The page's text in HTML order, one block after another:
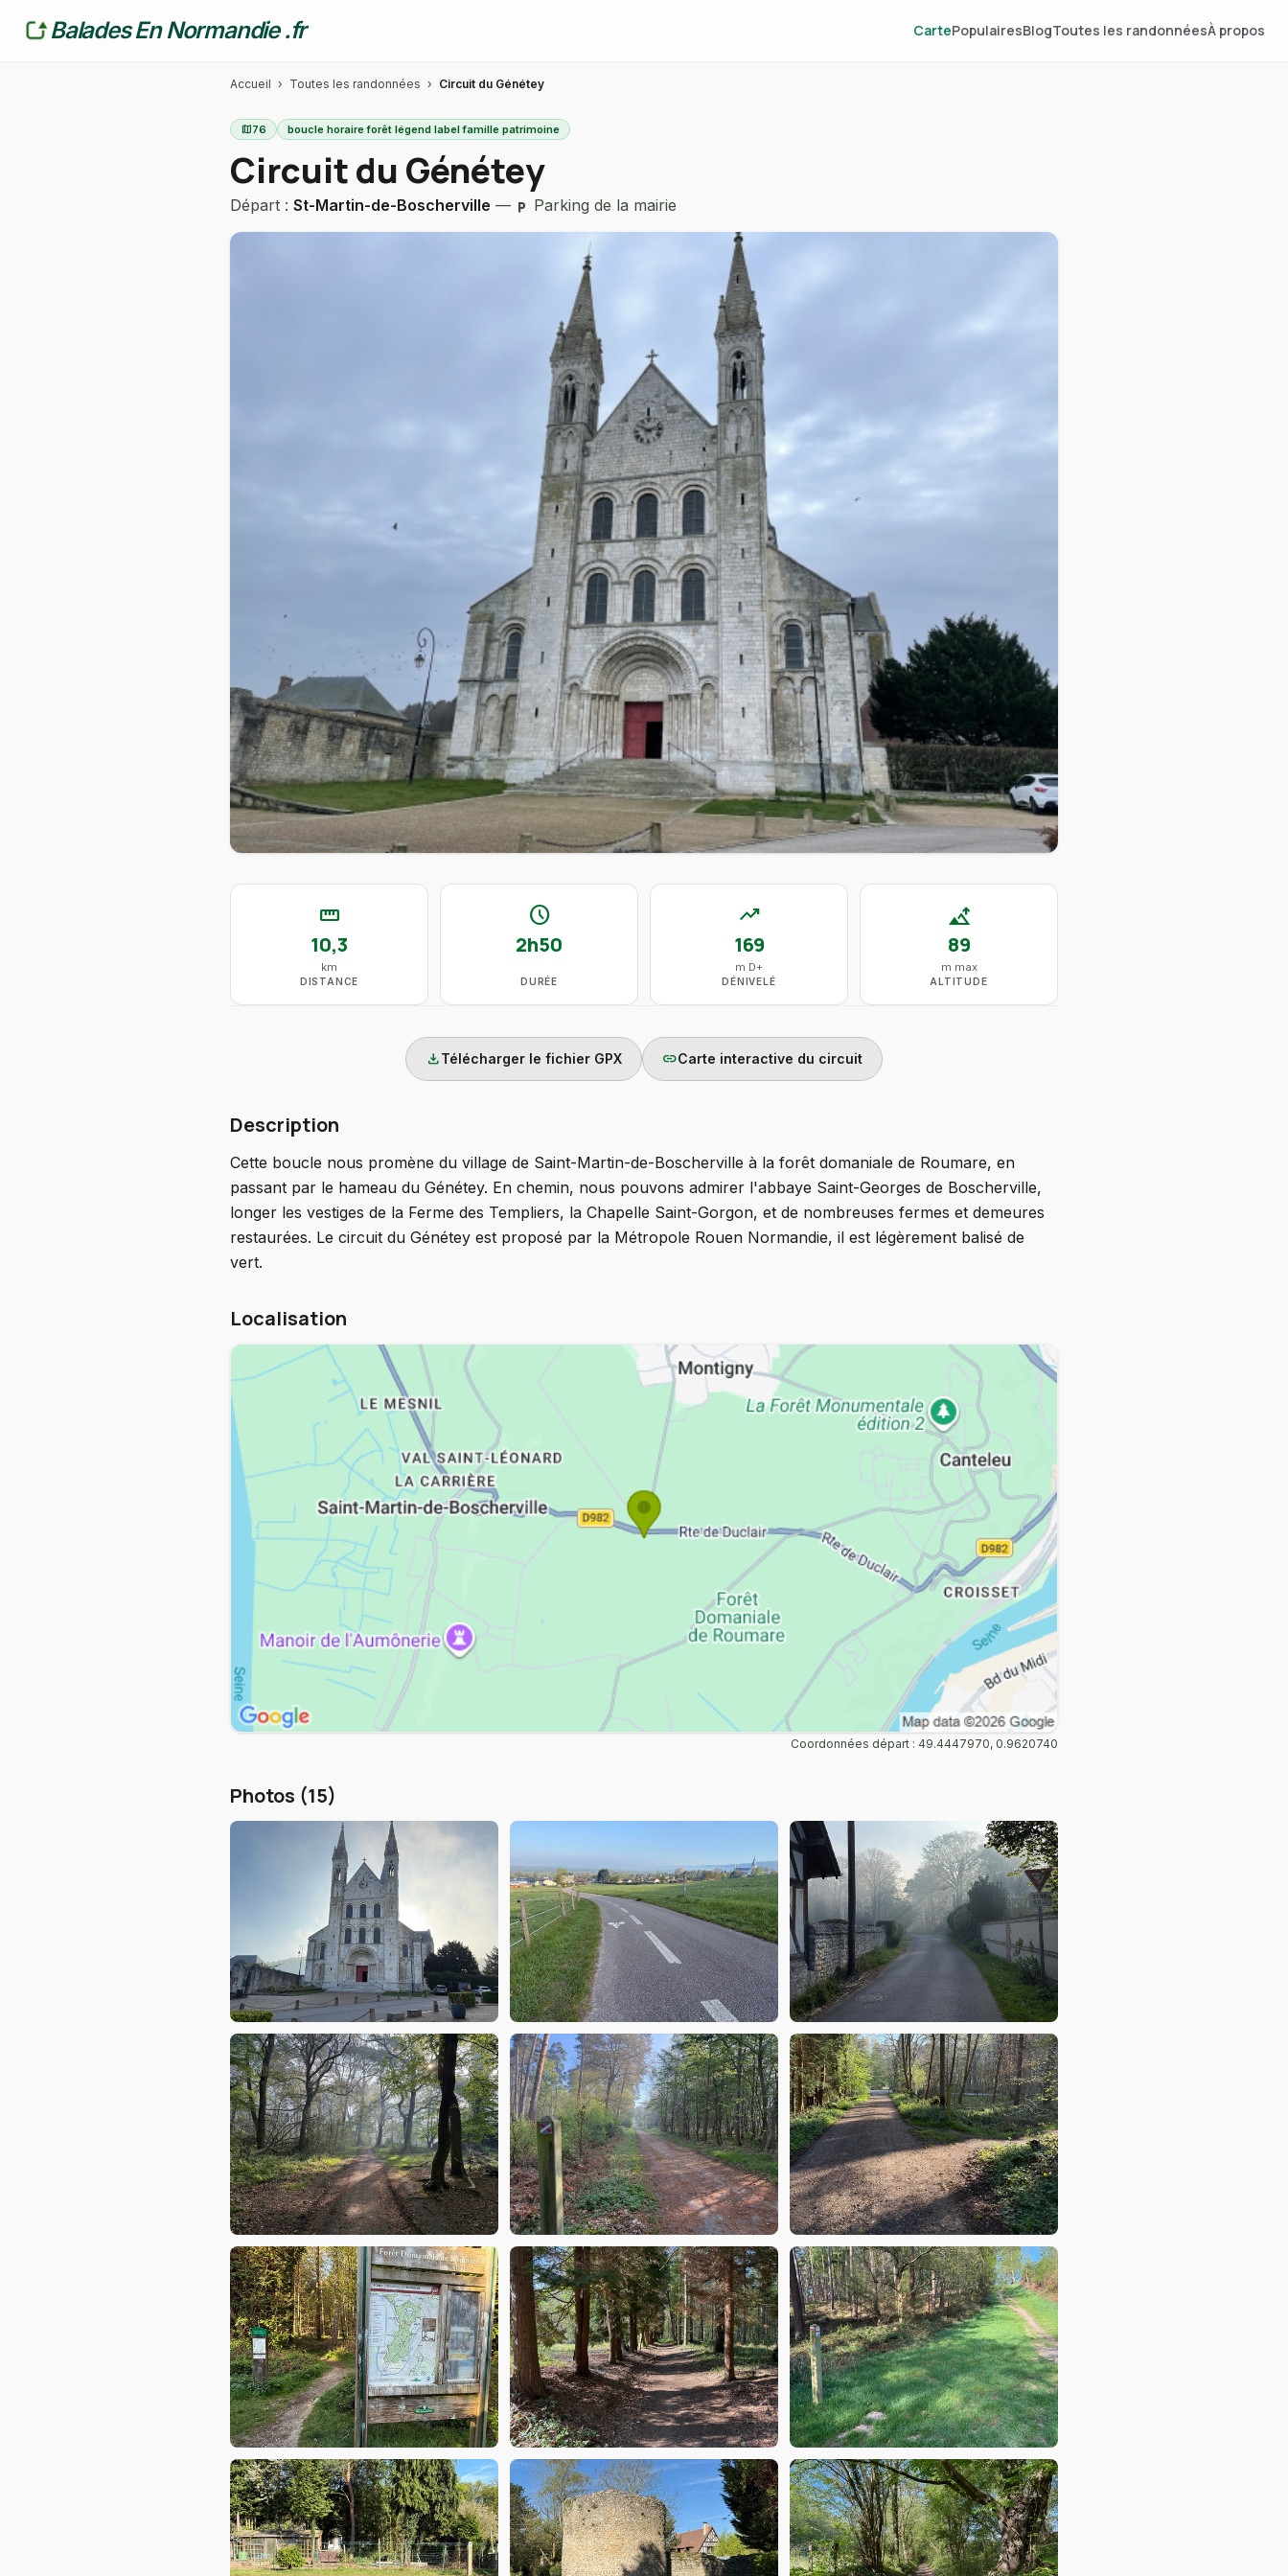
Balades En Normandie .fr CartePopulairesBlogToutes les randonnéesÀ propos
Accueil › Toutes les randonnées › Circuit du Génétey
map76 boucle horaire forêt légend label famille patrimoine
Circuit du Génétey
Départ : St-Martin-de-Boscherville — local_parking Parking de la mairie
straighten
10,3
km
DISTANCE
schedule
2h50
DURÉE
trending_up
169
m D+
DÉNIVELÉ
altitude
89
m max
ALTITUDE
downloadTélécharger le fichier GPX linkCarte interactive du circuit
Description
Cette boucle nous promène du village de Saint-Martin-de-Boscherville à la forêt domaniale de Roumare, en
passant par le hameau du Génétey. En chemin, nous pouvons admirer l'abbaye Saint-Georges de Boscherville,
longer les vestiges de la Ferme des Templiers, la Chapelle Saint-Gorgon, et de nombreuses fermes et demeures
restaurées. Le circuit du Génétey est proposé par la Métropole Rouen Normandie, il est légèrement balisé de
vert.
Localisation
Coordonnées départ : 49.4447970, 0.9620740
Photos (15)